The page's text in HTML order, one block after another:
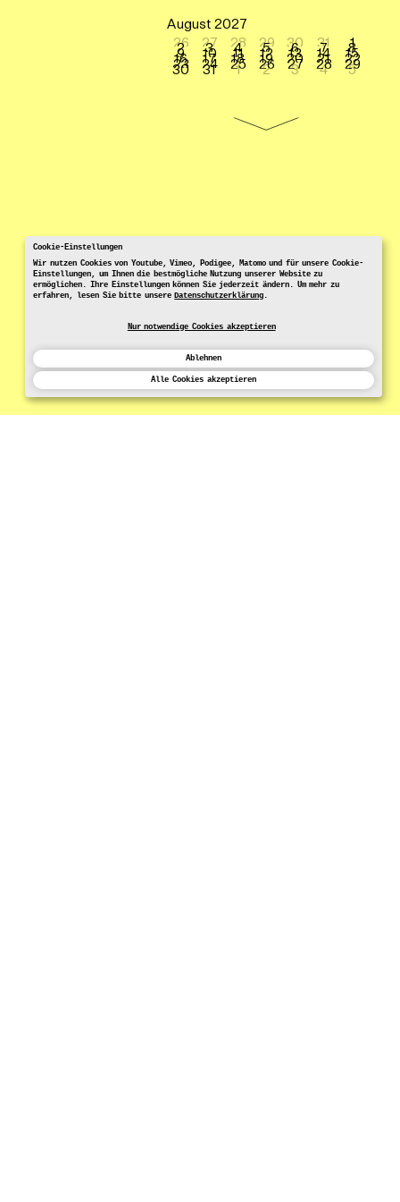
Cookie-Einstellungen
Wir nutzen Cookies von Youtube, Vimeo, Podigee, Matomo und für unsere Cookie-
Einstellungen, um Ihnen die bestmögliche Nutzung unserer Website zu
ermöglichen. Ihre Einstellungen können Sie jederzeit ändern. Um mehr zu
erfahren, lesen Sie bitte unsereDatenschutzerklärung.
Nur notwendige Cookies akzeptieren
Ablehnen
Alle Cookies akzeptieren
August 2027
26
27 28 29 30 31 1
2 3 4 5 6 7 8
9 10 11 12 13 14 15
16 17 18 19 20 21 22
23 24 25 26 27 28 29
30 31 1 2 3 4 5